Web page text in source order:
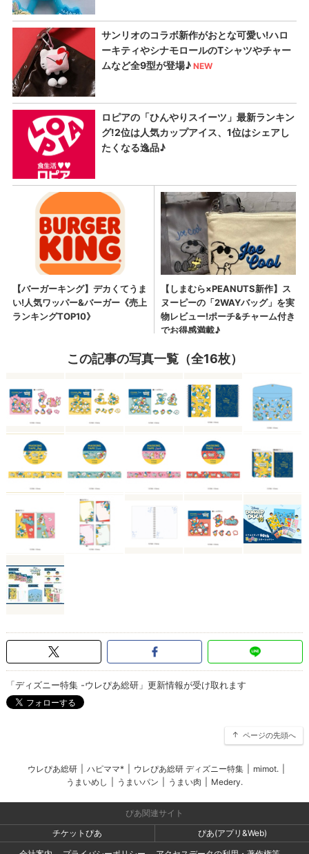
この記事の写真一覧（全16枚）
「ディズニー特集 -ウレぴあ総研」更新情報が受け取れます
ページの先頭へ
ウレぴあ総研 ハピママ* ウレぴあ総研 ディズニー特集 mimot.
うまいめし
うまいパン うまい肉 Medery.
ぴあ関連サイト
チケットぴあ
ぴあ(アプリ&Web)